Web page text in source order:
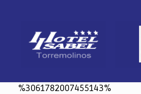
%3061782007455143%